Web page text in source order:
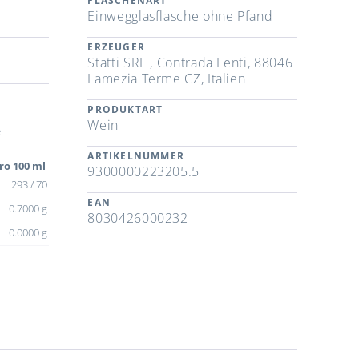
100 ml
293 / 70
0.7000 g
0.0000 g
Einwegglasflasche ohne Pfand
ERZEUGER
Statti SRL , Contrada Lenti, 88046
Lamezia Terme CZ, Italien
PRODUKTART
Wein
ARTIKELNUMMER
9300000223205.5
EAN
8030426000232